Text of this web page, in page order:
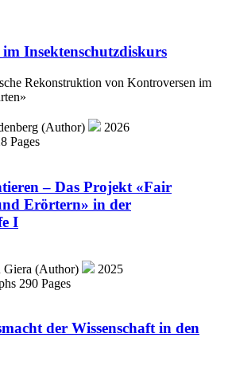
Insektenschutzdiskurs
Rekonstruktion von Kontroversen im
(Author)
2026
Pages
– Das Projekt «Fair
Erörtern» in der
I
Giera (Author)
2025
290 Pages
der Wissenschaft in den